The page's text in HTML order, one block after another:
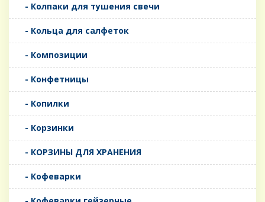
- Колпаки для тушения свечи
- Кольца для салфеток
- Композиции
- Конфетницы
- Копилки
- Корзинки
- КОРЗИНЫ ДЛЯ ХРАНЕНИЯ
- Кофеварки